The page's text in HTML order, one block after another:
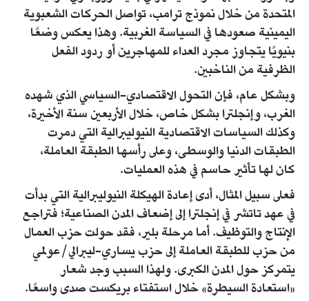
المتحدة من خلال نموذج ترامب، تواصل الحركات الشعبوية
اليمينية صعودها في السياسة الغربية. وهذا يعكس وضعًا
بنيويًا يتجاوز مجرد العداء للمهاجرين أو ردود الفعل
الظرفية من الناخبين.
وبشكل عام، فإن التحول الاقتصادي-السياسي الذي شهده
الغرب، وإنجلترا بشكل خاص، خلال الأربعين سنة الأخيرة،
وكذلك السياسات الاقتصادية النيوليبرالية التي دمرت
الطبقات الدنيا والوسطى، وعلى رأسها الطبقة العاملة،
كان لها تأثير حاسم في هذه العمليات.
فعلى سبيل المثال، أدى إعادة الهيكلة النيوليبرالية التي بدأت
في عهد تاتشر في إنجلترا إلى إضعاف المدن الصناعية؛ فتراجع
الإنتاج والتوظيف. أما مرحلة بلير، فقد حولت حزب العمال
من حزب للطبقة العاملة إلى حزب يساري-ليبرالي/عولمي
يتمركز حول المدن الكبرى. ولهذا السبب وجد شعار
«استعادة السيطرة» خلال استفتاء بريكست صدى واسعًا.